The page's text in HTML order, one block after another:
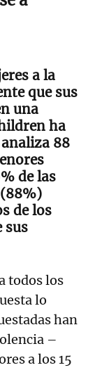
a la
que sus
una
ha
88
de las
de los
sus
todos los
lo
han
–
a los 15